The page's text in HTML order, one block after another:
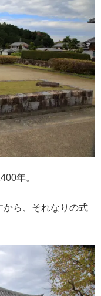
年。
から、それなりの式